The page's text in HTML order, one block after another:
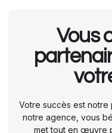
Vous
Votre succès est notre
notre agence, vous
met tout en œuvre